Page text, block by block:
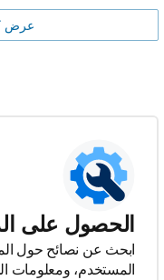
عرض
الحصول على
ابحث عن نصائح حول
المستخدم، ومعلومات